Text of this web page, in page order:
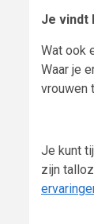
Je vindt
Wat ook
Waar je
vrouwen
Je kunt
zijn